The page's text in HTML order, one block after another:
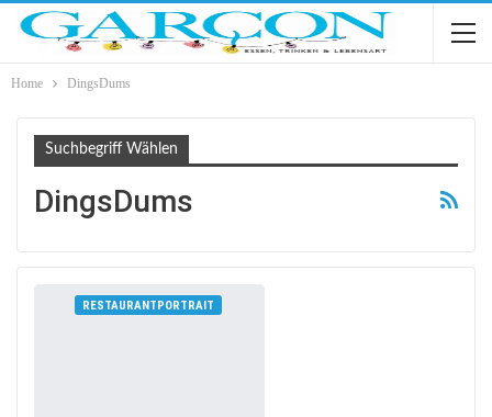
Home DingsDums
Suchbegriff Wählen
DingsDums
RESTAURANTPORTRAIT